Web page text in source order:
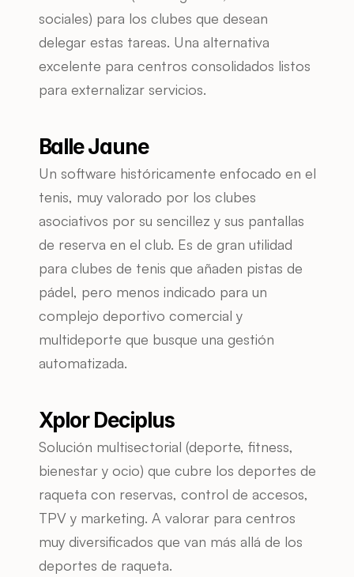
sociales) para los clubes que desean
delegar estas tareas. Una alternativa
excelente para centros consolidados listos
para externalizar servicios.
Balle Jaune
Un software históricamente enfocado en el
tenis, muy valorado por los clubes
asociativos por su sencillez y sus pantallas
de reserva en el club. Es de gran utilidad
para clubes de tenis que añaden pistas de
pádel, pero menos indicado para un
complejo deportivo comercial y
multideporte que busque una gestión
automatizada.
Xplor Deciplus
Solución multisectorial (deporte, fitness,
bienestar y ocio) que cubre los deportes de
raqueta con reservas, control de accesos,
TPV y marketing. A valorar para centros
muy diversificados que van más allá de los
deportes de raqueta.